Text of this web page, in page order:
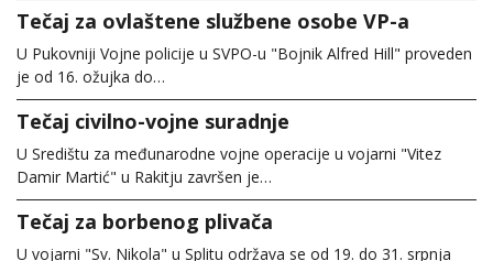
Tečaj za ovlaštene službene osobe VP-a
U Pukovniji Vojne policije u SVPO-u "Bojnik Alfred Hill" proveden
je od 16. ožujka do…
Tečaj civilno-vojne suradnje
U Središtu za međunarodne vojne operacije u vojarni "Vitez
Damir Martić" u Rakitju završen je…
Tečaj za borbenog plivača
U vojarni "Sv. Nikola" u Splitu održava se od 19. do 31. srpnja